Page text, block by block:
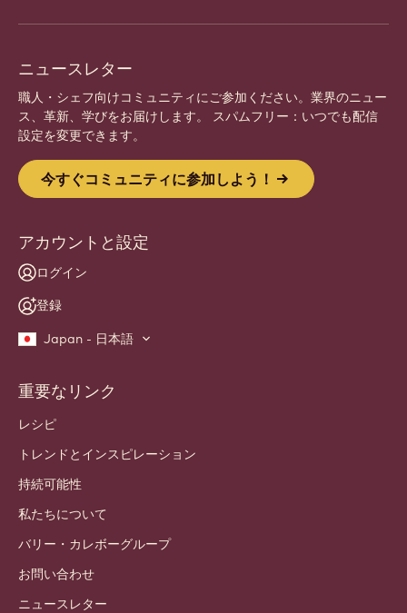
ニュースレター
職人・シェフ向けコミュニティにご参加ください。業界のニュー
ス、革新、学びをお届けします。 スパムフリー：いつでも配信
設定を変更できます。
今すぐコミュニティに参加しよう！
アカウントと設定
ログイン
登録
Japan - 日本語
Footer
Callebaut
重要なリンク
レシピ
トレンドとインスピレーション
持続可能性
私たちについて
バリー・カレボーグループ
お問い合わせ
ニュースレター